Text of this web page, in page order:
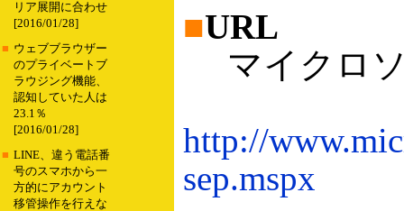
リア展開に合わせ
[2016/01/28]
■ ウェブブラウザー
のプライベートブ
ラウジング機能、
認知していた人は
23.1％
[2016/01/28]
■ LINE、違う電話番
号のスマホから一
方的にアカウント
移管操作を行えな
■URL
マイクロソ
http://
sep.mspx